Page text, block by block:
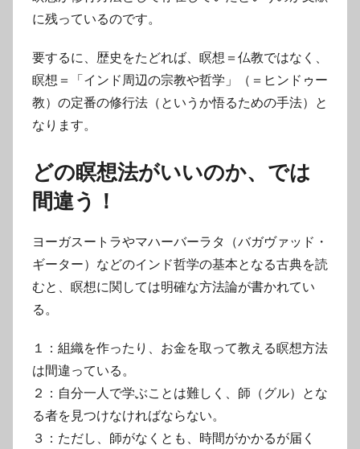
に残っているのです。
要するに、歴史をたどれば、瞑想＝仏教ではなく、
瞑想＝「インド周辺の宗教や哲学」（＝ヒンドゥー
教）の定番の修行法（というか悟るための手法）と
なります。
どの瞑想法がいいのか、では
間違う！
ヨーガスートラやマハーバーラタ（バガヴァッド・
ギーター）などのインド哲学の基本となる古典を読
むと、瞑想に関しては明確な方法論が書かれてい
る。
１：組織を作ったり、お金を取って教える瞑想方法
は間違っている。
２：自分一人で学ぶことは難しく、師（グル）とな
る者を見つけなければならない。
３：ただし、師がなくとも、時間がかかるが届く